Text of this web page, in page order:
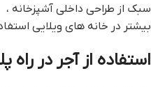
سبک از طراحی داخلی آشپزخانه ،
بیشتر در خانه های ویلایی
استفاده از آجر در راه